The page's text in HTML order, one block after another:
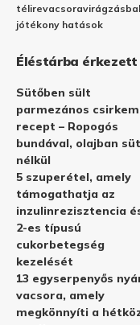
télirevacsoravirágzás
jótékony hatások
Éléstárba érkezett
Sütőben sült
parmezános
recept – Ropogós
bundával, olajban
nélkül
5 szuperétel, amely
támogathatja az
inzulinrezisztencia
2-es típusú
cukorbetegség
kezelését
13 egyserpenyős
vacsora, amely
megkönnyíti a